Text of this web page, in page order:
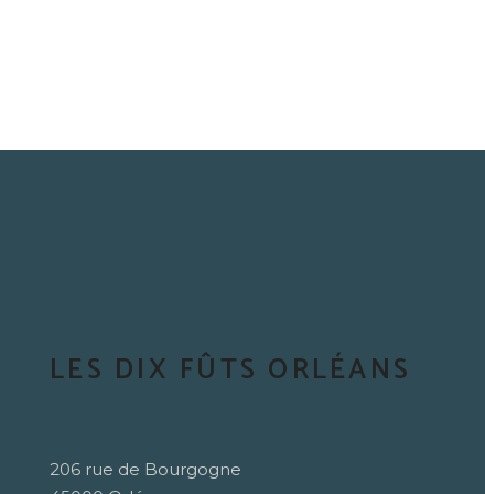
LES DIX FÛTS ORLÉANS
206 rue de Bourgogne